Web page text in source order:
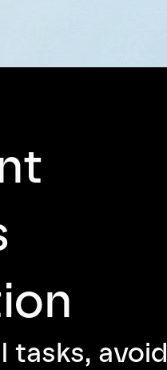
tasks, avoid